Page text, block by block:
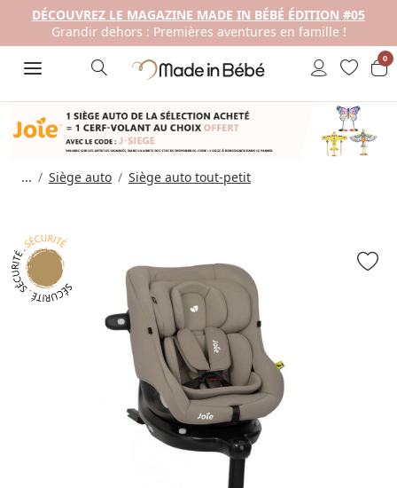
DÉCOUVREZ LE MAGAZINE MADE IN BÉBÉ ÉDITION #05
Grandir dehors : Premières aventures en famille !
0
... Siège auto Siège auto tout-petit